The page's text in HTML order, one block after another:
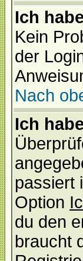
Ich
Kein
der
Nach
Ich
passiert
Option
du den
braucht